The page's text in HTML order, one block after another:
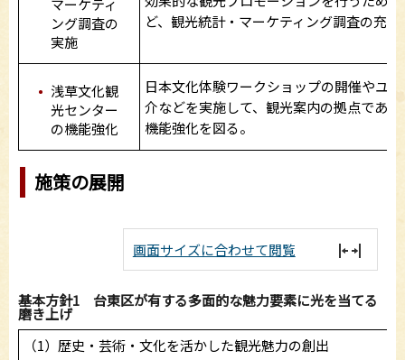
マーケティ
ング調査の
実施
ど、観光統計・マーケティング調査の充
浅草文化観
光センター
の機能強化
日本文化体験ワークショップの開催やユ
介などを実施して、観光案内の拠点であ
機能強化を図る。
施策の展開
画面サイズに合わせて閲覧
基本方針1 台東区が有する多面的な魅力要素に光を当てる
磨き上げ
（1）歴史・芸術・文化を活かした観光魅力の創出